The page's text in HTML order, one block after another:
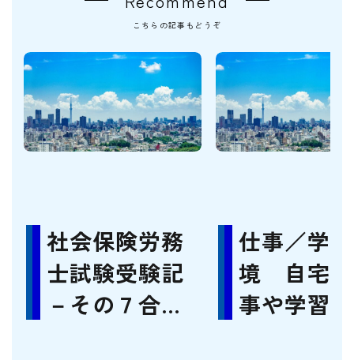
こちらの記事もどうぞ
社会保険労務
士試験受験記
－その７合格
仕事／学
境 自宅
事や学習